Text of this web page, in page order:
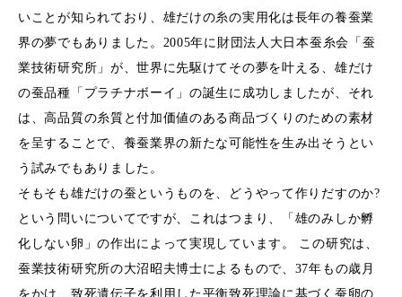
いことが知られており、雄だけの糸の実用化は長年の養蚕業
界の夢でもありました。2005年に財団法人大日本蚕糸会「蚕
業技術研究所」が、世界に先駆けてその夢を叶える、雄だけ
の蚕品種「プラチナボーイ」の誕生に成功しましたが、それ
は、高品質の糸質と付加価値のある商品づくりのための素材
を呈することで、養蚕業界の新たな可能性を生み出そうとい
う試みでもありました。
そもそも雄だけの蚕というものを、どうやって作りだすのか?
という問いについてですが、これはつまり、「雄のみしか孵
化しない卵」の作出によって実現しています。 この研究は、
蚕業技術研究所の大沼昭夫博士によるもので、37年もの歳月
をかけ、致死遺伝子を利用した平衡致死理論に基づく蚕卵の